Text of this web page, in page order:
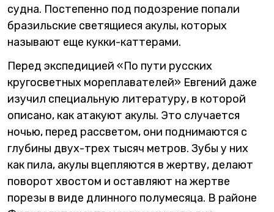
судна. Постепенно под подозрение попали
бразильские светящиеся акулы, которых
называют еще кукки-каттерами.
Перед экспедицией «По пути русских
кругосветных мореплавателей» Евгений даже
изучил специальную литературу, в которой
описано, как атакуют акулы. Это случается
ночью, перед рассветом, они поднимаются с
глубины двух-трех тысяч метров. Зубы у них
как пила, акулы вцепляются в жертву, делают
поворот хвостом и оставляют на жертве
порезы в виде длинного полумесяца. В районе